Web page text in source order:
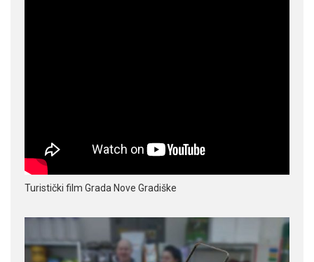
Turistički film Grada Nove Gradiške